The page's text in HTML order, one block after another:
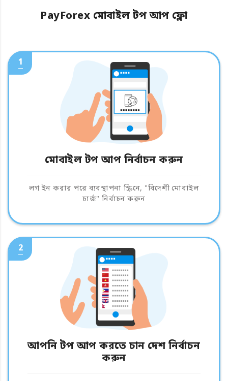
PayForex মোবাইল টপ আপ ফ্লো
1
মোবাইল টপ আপ নির্বাচন করুন
লগ ইন করার পরে ব্যবস্থাপনা স্ক্রিনে, "বিদেশী মোবাইল
চার্জ" নির্বাচন করুন
2
আপনি টপ আপ করতে চান দেশ নির্বাচন
করুন